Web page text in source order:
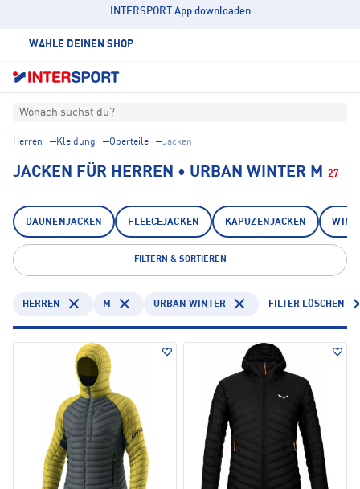
INTERSPORT App downloaden
WÄHLE DEINEN SHOP
Wonach suchst du?
Herren Kleidung Oberteile Jacken
JACKEN FÜR HERREN • URBAN WINTER M 27
DAUNENJACKEN FLEECEJACKEN KAPUZENJACKEN
FILTERN & SORTIEREN
HERREN M URBAN WINTER FILTER LÖSCHEN